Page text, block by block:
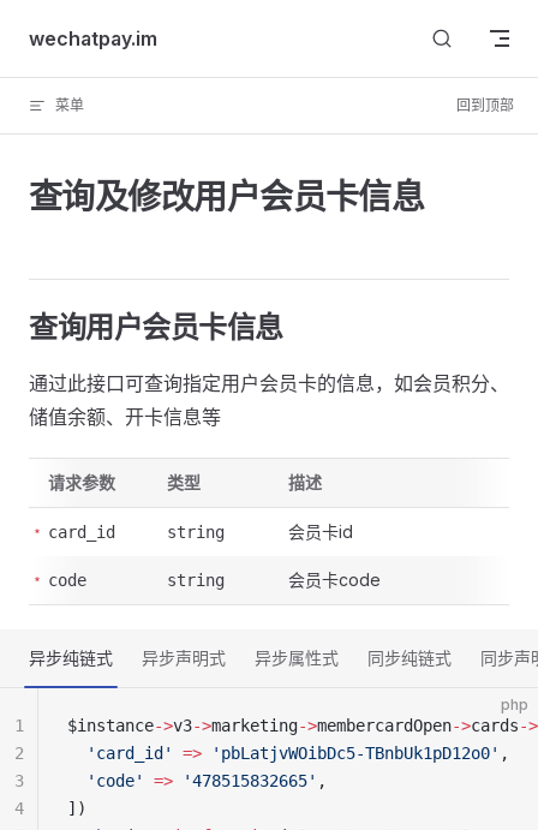
Skip to content
wechatpay.im
菜单 回到顶部
查询及修改用户会员卡信息
查询用户会员卡信息
通过此接口可查询指定用户会员卡的信息，如会员积分、
储值余额、开卡信息等
请求参数 类型 描述
card_id string 会员卡id
code string 会员卡code
异步纯链式 异步声明式 异步属性式 同步纯链式 同步声
php
$instance->v3->marketing->membercardOpen->cards->
  'card_id'
=> 'pbLatjvWOibDc5-TBnbUk1pD12o0' ,
  'code'
=> '478515832665' ,
])
1
2
3
4